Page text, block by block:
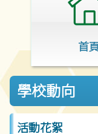
首
學校動向
活動花絮